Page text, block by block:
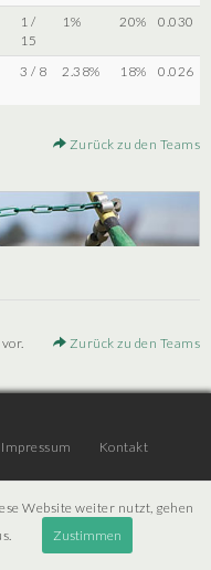
1 /
15
1% 20% 0.030
3 / 8 2.38% 18% 0.026
Zurück zu den Teams
Zurück zu den Teams
Impressum Kontakt
Website weiter nutzt, gehen
Zustimmen